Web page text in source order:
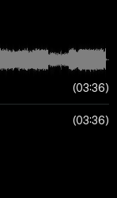
03:36
03:36